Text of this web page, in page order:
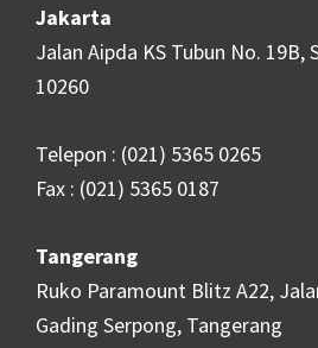
Jakarta
Jalan Aipda KS Tubun No.
10260
Telepon : (021) 5365 0265
Fax : (021) 5365 0187
Tangerang
Ruko Paramount Blitz A22,
Gading Serpong, Tangerang